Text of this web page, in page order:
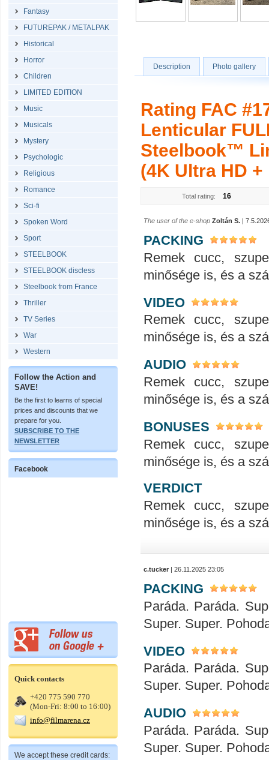
Fantasy
FUTUREPAK / METALPAK
Historical
Horror
Children
LIMITED EDITION
Music
Musicals
Mystery
Psychologic
Religious
Romance
Sci-fi
Spoken Word
Sport
STEELBOOK
STEELBOOK discless
Steelbook from France
Thriller
TV Series
War
Western
Follow the Action and
SAVE!
Be the first to learns of special
prices and discounts that we
prepare for you.
SUBSCRIBE TO THE
NEWSLETTER
Facebook
Quick contacts
+420 775 590 770
(Mon-Fri: 8:00 to 16:00)
info@filmarena.cz
We accept these credit cards:
Description Photo gallery
Rating FAC
Lenticular
Steelbook™
(4K Ultra HD
Total rating: 16
The user of the e-shop Zoltán S. |
PACKING
Remek cucc,
minősége is, és a
VIDEO
Remek cucc,
minősége is, és a
AUDIO
Remek cucc,
minősége is, és a
BONUSES
Remek cucc,
minősége is, és a
VERDICT
Remek cucc,
minősége is, és a
c.tucker | 26.11.2025 23:05
PACKING
Paráda. Paráda.
Super. Super.
VIDEO
Paráda. Paráda.
Super. Super.
AUDIO
Paráda. Paráda.
Super. Super.